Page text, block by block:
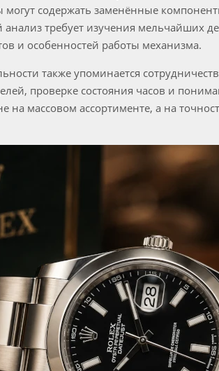
могут содержать заменённые
требует изучения мельчайших
и особенностей работы механизма.
также упоминается
проверке состояния часов и
на массовом ассортименте, а на